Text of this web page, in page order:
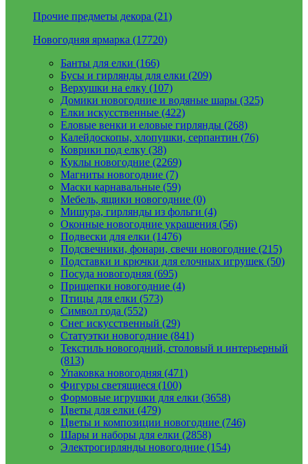
Прочие предметы декора (21)
Новогодняя ярмарка (17720)
Банты для елки (166)
Бусы и гирлянды для елки (209)
Верхушки на елку (107)
Домики новогодние и водяные шары (325)
Елки искусственные (422)
Еловые венки и еловые гирлянды (268)
Калейдоскопы, хлопушки, серпантин (76)
Коврики под елку (38)
Куклы новогодние (2269)
Магниты новогодние (7)
Маски карнавальные (59)
Мебель, ящики новогодние (0)
Мишура, гирлянды из фольги (4)
Оконные новогодние украшения (56)
Подвески для елки (1476)
Подсвечники, фонари, свечи новогодние (215)
Подставки и крючки для елочных игрушек (50)
Посуда новогодняя (695)
Прищепки новогодние (4)
Птицы для елки (573)
Символ года (552)
Снег искусственный (29)
Статуэтки новогодние (841)
Текстиль новогодний, столовый и интерьерный
(813)
Упаковка новогодняя (471)
Фигуры светящиеся (100)
Формовые игрушки для елки (3658)
Цветы для елки (479)
Цветы и композиции новогодние (746)
Шары и наборы для елки (2858)
Электрогирлянды новогодние (154)